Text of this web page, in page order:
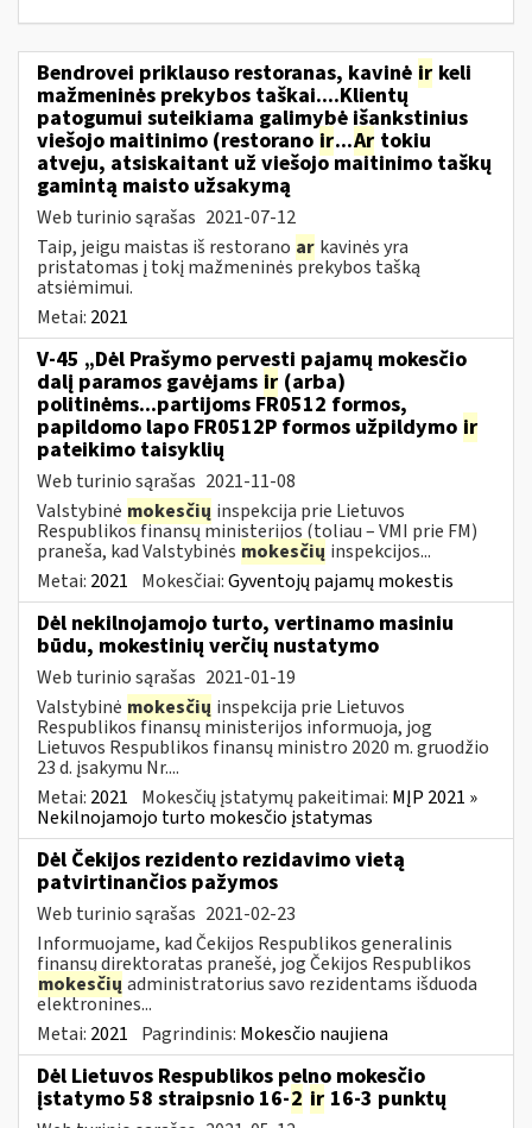
Bendrovei priklauso restoranas, kavinė ir keli
mažmeninės prekybos taškai....Klientų
patogumui suteikiama galimybė išankstinius
viešojo maitinimo (restorano ir...Ar tokiu
atveju, atsiskaitant už viešojo maitinimo taškų
gamintą maisto užsakymą
Web turinio sąrašas 2021-07-12
Taip, jeigu maistas iš restorano ar kavinės yra
pristatomas į tokį mažmeninės prekybos tašką
atsiėmimui.
Metai: 2021
V-45 „Dėl Prašymo pervesti pajamų mokesčio
dalį paramos gavėjams ir (arba)
politinėms...partijoms FR0512 formos,
papildomo lapo FR0512P formos užpildymo ir
pateikimo taisyklių
Web turinio sąrašas 2021-11-08
Valstybinė mokesčių inspekcija prie Lietuvos
Respublikos finansų ministerijos (toliau – VMI prie FM)
praneša, kad Valstybinės mokesčių inspekcijos...
Metai: 2021 Mokesčiai:Gyventojų pajamų mokestis
Dėl nekilnojamojo turto, vertinamo masiniu
būdu, mokestinių verčių nustatymo
Web turinio sąrašas 2021-01-19
Valstybinė mokesčių inspekcija prie Lietuvos
Respublikos finansų ministerijos informuoja, jog
Lietuvos Respublikos finansų ministro 2020 m. gruodžio
23 d. įsakymu Nr....
Metai: 2021 Mokesčių įstatymų pakeitimai: MĮP 2021 »
Nekilnojamojo turto mokesčio įstatymas
Dėl Čekijos rezidento rezidavimo vietą
patvirtinančios pažymos
Web turinio sąrašas 2021-02-23
Informuojame, kad Čekijos Respublikos generalinis
finansų direktoratas pranešė, jog Čekijos Respublikos
mokesčių administratorius savo rezidentams išduoda
elektronines...
Metai: 2021 Pagrindinis: Mokesčio naujiena
Dėl Lietuvos Respublikos pelno mokesčio
įstatymo 58 straipsnio 16-2 ir 16-3 punktų